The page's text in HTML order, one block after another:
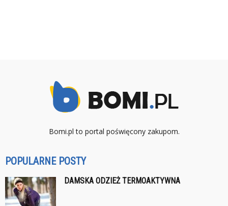
Bomi.pl to portal poświęcony zakupom.
POPULARNE POSTY
DAMSKA ODZIEŻ TERMOAKTYWNA